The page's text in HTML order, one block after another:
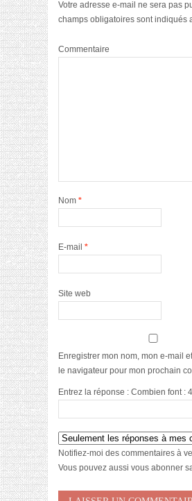
Votre adresse e-mail ne sera pas
champs obligatoires sont indiqués
Commentaire
Nom *
E-mail *
Site web
Enregistrer mon nom, mon e-mail
le navigateur pour mon prochain
Entrez la réponse : Combien font :
Notifiez-moi des commentaires à
Vous pouvez aussi vous abonner